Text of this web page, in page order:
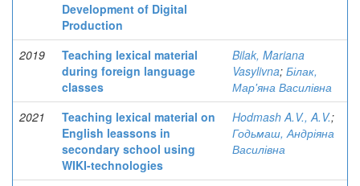
Development of Digital
Production
2019
Teaching lexical material
during foreign language
classes
Bilak, Mariana
Vasylivna; Білак,
Мар'яна Василівна
2021
Teaching lexical material on
English leassons in
secondary school using
WIKI-technologies
Hodmash A.V., A.V.;
Годьмаш, Андріяна
Василівна